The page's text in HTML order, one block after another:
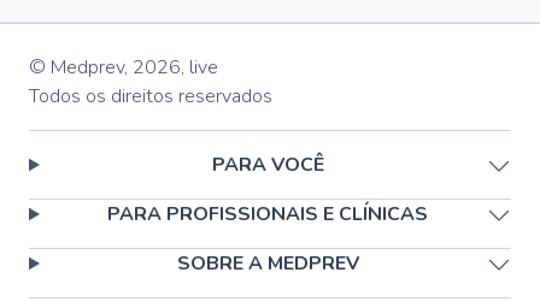
© Medprev, 2026, live
Todos os direitos reservados
PARA VOCÊ
PARA PROFISSIONAIS E CLÍNICAS
SOBRE A MEDPREV